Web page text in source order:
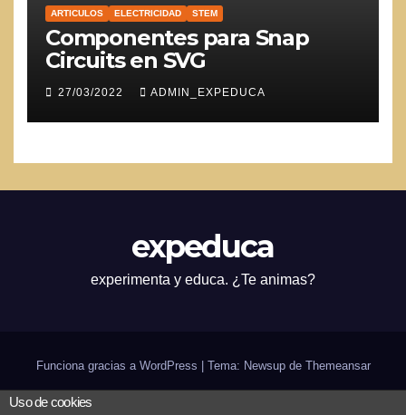
ARTICULOS ELECTRICIDAD STEM
Componentes para Snap
Circuits en SVG
27/03/2022 ADMIN_EXPEDUCA
expeduca
experimenta y educa. ¿Te animas?
Funciona gracias a WordPress Tema: Newsup de Themeansar
Inicio ¿expeduca?
Uso de cookies